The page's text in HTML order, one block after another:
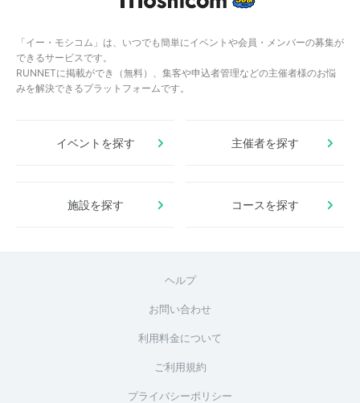
「イー・モシコム」は、いつでも簡単にイベントや会員・メンバーの募集が
できるサービスです。
RUNNETに掲載ができ（無料）、集客や申込者管理などの主催者様のお悩
みを解決できるプラットフォームです。
イベントを探す 主催者を探す
施設を探す コースを探す
ヘルプ
お問い合わせ
利用料金について
ご利用規約
プライバシーポリシー